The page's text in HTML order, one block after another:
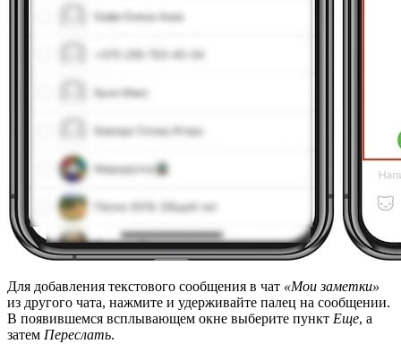
Для добавления текстового сообщения в чат «Мои заметки»
из другого чата, нажмите и удерживайте палец на сообщении.
В появившемся всплывающем окне выберите пункт Еще, а
затем Переслать.